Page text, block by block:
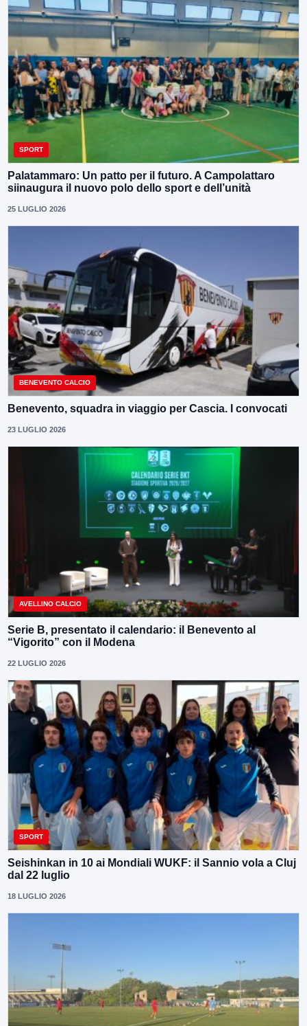
SPORT
Palatammaro: Un patto per il futuro. A Campolattaro
siinaugura il nuovo polo dello sport e dell’unità
25 LUGLIO 2026
BENEVENTO CALCIO
Benevento, squadra in viaggio per Cascia. I convocati
23 LUGLIO 2026
AVELLINO CALCIO
Serie B, presentato il calendario: il Benevento al
“Vigorito” con il Modena
22 LUGLIO 2026
SPORT
Seishinkan in 10 ai Mondiali WUKF: il Sannio vola a Cluj
dal 22 luglio
18 LUGLIO 2026